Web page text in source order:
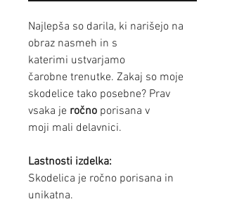
Najlepša so darila, ki narišejo na
obraz nasmeh in s
katerimi ustvarjamo
čarobne trenutke. Zakaj so moje
skodelice tako posebne? Prav
vsaka je ročno porisana v
moji mali delavnici.
Lastnosti izdelka:
Skodelica je ročno porisana in
unikatna.